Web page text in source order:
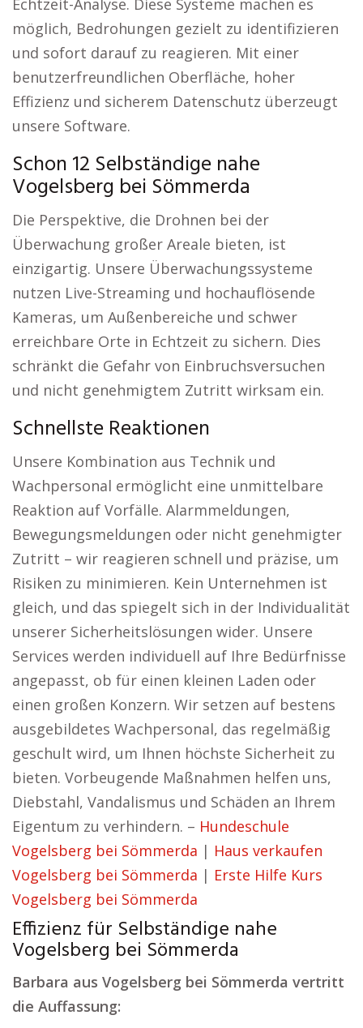
Echtzeit-Analyse. Diese Systeme machen es
möglich, Bedrohungen gezielt zu identifizieren
und sofort darauf zu reagieren. Mit einer
benutzerfreundlichen Oberfläche, hoher
Effizienz und sicherem Datenschutz überzeugt
unsere Software.
Schon 12 Selbständige nahe
Vogelsberg bei Sömmerda
Die Perspektive, die Drohnen bei der
Überwachung großer Areale bieten, ist
einzigartig. Unsere Überwachungssysteme
nutzen Live-Streaming und hochauflösende
Kameras, um Außenbereiche und schwer
erreichbare Orte in Echtzeit zu sichern. Dies
schränkt die Gefahr von Einbruchsversuchen
und nicht genehmigtem Zutritt wirksam ein.
Schnellste Reaktionen
Unsere Kombination aus Technik und
Wachpersonal ermöglicht eine unmittelbare
Reaktion auf Vorfälle. Alarmmeldungen,
Bewegungsmeldungen oder nicht genehmigter
Zutritt – wir reagieren schnell und präzise, um
Risiken zu minimieren. Kein Unternehmen ist
gleich, und das spiegelt sich in der Individualität
unserer Sicherheitslösungen wider. Unsere
Services werden individuell auf Ihre Bedürfnisse
angepasst, ob für einen kleinen Laden oder
einen großen Konzern. Wir setzen auf bestens
ausgebildetes Wachpersonal, das regelmäßig
geschult wird, um Ihnen höchste Sicherheit zu
bieten. Vorbeugende Maßnahmen helfen uns,
Diebstahl, Vandalismus und Schäden an Ihrem
Eigentum zu verhindern. – Hundeschule
Vogelsberg bei Sömmerda | Haus verkaufen
Vogelsberg bei Sömmerda | Erste Hilfe Kurs
Vogelsberg bei Sömmerda
Effizienz für Selbständige nahe
Vogelsberg bei Sömmerda
Barbara aus Vogelsberg bei Sömmerda vertritt
die Auffassung: